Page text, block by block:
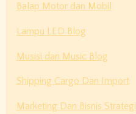
Balap Motor dan Mobil
Lampu LED Blog
Musisi dan Music Blog
Shipping Cargo Dan Import
Marketing Dan Bisnis Strategi